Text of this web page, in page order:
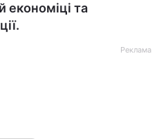
економіці та
Реклама